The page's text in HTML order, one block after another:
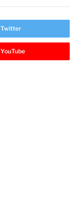
Twitter
YouTube